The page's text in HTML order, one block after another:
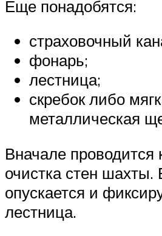
Еще понадобятся:
страховочный
фонарь;
лестница;
скребок либо
металлическая
Вначале проводится
очистка стен шахты.
опускается и
лестница.